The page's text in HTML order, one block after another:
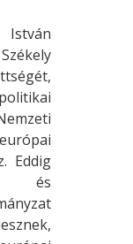
István
Eddig
és